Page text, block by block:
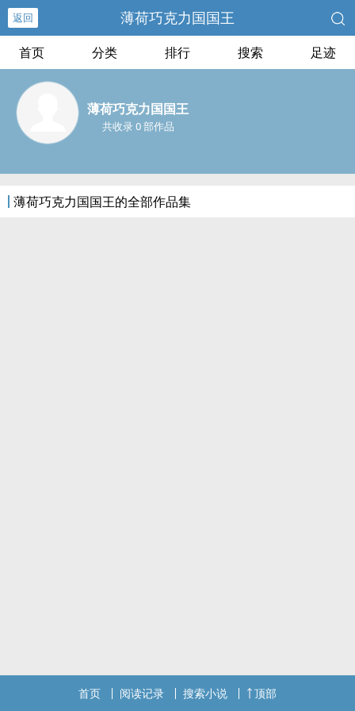
返回 薄荷巧克力国国王
首页 分类 排行 搜索 足迹
薄荷巧克力国国王
共收录 0 部作品
薄荷巧克力国国王的全部作品集
首页 阅读记录 搜索小说 顶部